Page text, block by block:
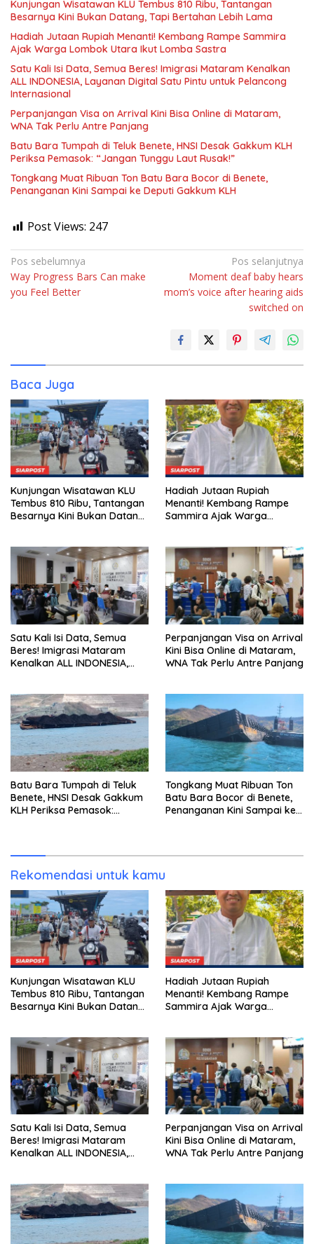
Kunjungan Wisatawan KLU Tembus 810 Ribu, Tantangan
Besarnya Kini Bukan Datang, Tapi Bertahan Lebih Lama
Hadiah Jutaan Rupiah Menanti! Kembang Rampe Sammira
Ajak Warga Lombok Utara Ikut Lomba Sastra
Satu Kali Isi Data, Semua Beres! Imigrasi Mataram Kenalkan
ALL INDONESIA, Layanan Digital Satu Pintu untuk Pelancong
Internasional
Perpanjangan Visa on Arrival Kini Bisa Online di Mataram,
WNA Tak Perlu Antre Panjang
Batu Bara Tumpah di Teluk Benete, HNSI Desak Gakkum KLH
Periksa Pemasok: “Jangan Tunggu Laut Rusak!”
Tongkang Muat Ribuan Ton Batu Bara Bocor di Benete,
Penanganan Kini Sampai ke Deputi Gakkum KLH
Post Views: 247
Navigasi
pos
Pos sebelumnya
Way Progress Bars Can make
you Feel Better
Pos selanjutnya
Moment deaf baby hears
mom’s voice after hearing aids
switched on
Baca Juga
Kunjungan Wisatawan KLU
Tembus 810 Ribu, Tantangan
Besarnya Kini Bukan Datang,
Hadiah Jutaan Rupiah
Menanti! Kembang Rampe
Sammira Ajak Warga
Satu Kali Isi Data, Semua
Beres! Imigrasi Mataram
Kenalkan ALL INDONESIA,
Internasional
Perpanjangan Visa on Arrival
Kini Bisa Online di Mataram,
WNA Tak Perlu Antre Panjang
Batu Bara Tumpah di Teluk
Benete, HNSI Desak Gakkum
KLH Periksa Pemasok:
Tongkang Muat Ribuan Ton
Batu Bara Bocor di Benete,
Penanganan Kini Sampai ke
Rekomendasi untuk kamu
Kunjungan Wisatawan KLU
Tembus 810 Ribu, Tantangan
Besarnya Kini Bukan Datang,
Hadiah Jutaan Rupiah
Menanti! Kembang Rampe
Sammira Ajak Warga
Satu Kali Isi Data, Semua
Beres! Imigrasi Mataram
Kenalkan ALL INDONESIA,
Internasional
Perpanjangan Visa on Arrival
Kini Bisa Online di Mataram,
WNA Tak Perlu Antre Panjang